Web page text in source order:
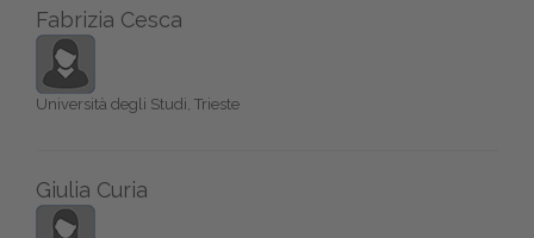
Fabrizia Cesca
Università degli Studi, Trieste
Giulia Curia